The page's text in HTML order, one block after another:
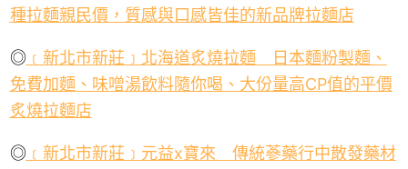
種拉麵親民價，質感與口感皆佳的新品牌拉麵店
◎ ﹝新北市新莊﹞北海道炙燒拉麵 日本麵粉製麵、
免費加麵、味噌湯飲料隨你喝、大份量高CP值的平價
炙燒拉麵店
◎ ﹝新北市新莊﹞元益x寶來 傳統蔘藥行中散發藥材